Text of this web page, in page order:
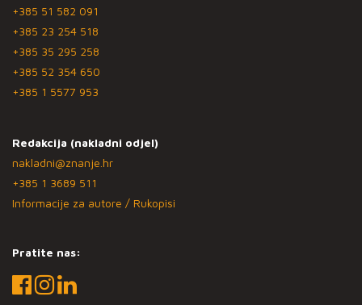
+385 51 582 091
+385 23 254 518
+385 35 295 258
+385 52 354 650
+385 1 5577 953
Redakcija (nakladni odjel)
nakladni@znanje.hr
+385 1 3689 511
Informacije za autore / Rukopisi
Pratite nas: